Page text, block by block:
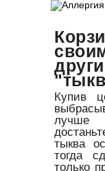
Купив
лучше
тыква
тогда
только